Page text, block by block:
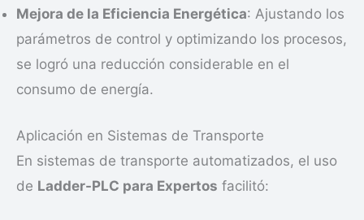
Mejora de la Eficiencia Energética: Ajustando los
parámetros de control y optimizando los procesos,
se logró una reducción considerable en el
consumo de energía.
Aplicación en Sistemas de Transporte
En sistemas de transporte automatizados, el uso
de Ladder-PLC para Expertos facilitó: